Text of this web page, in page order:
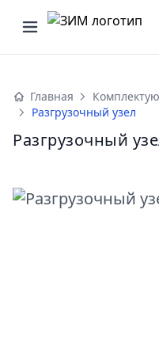
Открыть меню
меню
Главная
Разгрузочный узел
Разгрузочный